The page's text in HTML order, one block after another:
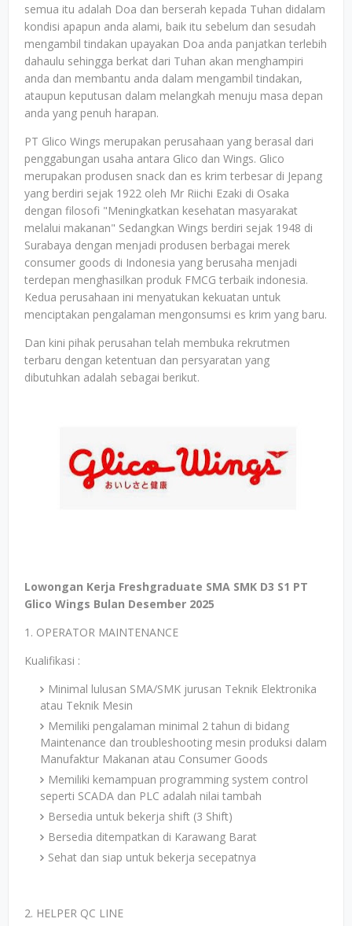
semua itu adalah Doa dan berserah kepada Tuhan didalam
kondisi apapun anda alami, baik itu sebelum dan sesudah
mengambil tindakan upayakan Doa anda panjatkan terlebih
dahaulu sehingga berkat dari Tuhan akan menghampiri
anda dan membantu anda dalam mengambil tindakan,
ataupun keputusan dalam melangkah menuju masa depan
anda yang penuh harapan.
PT Glico Wings merupakan perusahaan yang berasal dari
penggabungan usaha antara Glico dan Wings. Glico
merupakan produsen snack dan es krim terbesar di Jepang
yang berdiri sejak 1922 oleh Mr Riichi Ezaki di Osaka
dengan filosofi "Meningkatkan kesehatan masyarakat
melalui makanan" Sedangkan Wings berdiri sejak 1948 di
Surabaya dengan menjadi produsen berbagai merek
consumer goods di Indonesia yang berusaha menjadi
terdepan menghasilkan produk FMCG terbaik indonesia.
Kedua perusahaan ini menyatukan kekuatan untuk
menciptakan pengalaman mengonsumsi es krim yang baru.
Dan kini pihak perusahan telah membuka rekrutmen
terbaru dengan ketentuan dan persyaratan yang
dibutuhkan adalah sebagai berikut.
Lowongan Kerja Freshgraduate SMA SMK D3 S1 PT
Glico Wings Bulan Desember 2025
1. OPERATOR MAINTENANCE
Kualifikasi :
Minimal lulusan SMA/SMK jurusan Teknik Elektronika
atau Teknik Mesin
Memiliki pengalaman minimal 2 tahun di bidang
Maintenance dan troubleshooting mesin produksi dalam
Manufaktur Makanan atau Consumer Goods
Memiliki kemampuan programming system control
seperti SCADA dan PLC adalah nilai tambah
Bersedia untuk bekerja shift (3 Shift)
Bersedia ditempatkan di Karawang Barat
Sehat dan siap untuk bekerja secepatnya
2. HELPER QC LINE